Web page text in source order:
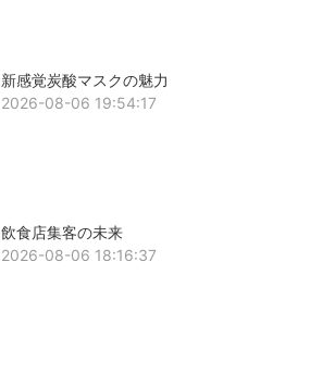
新感覚炭酸マスクの魅力
2026-08-06 19:54:17
飲食店集客の未来
2026-08-06 18:16:37